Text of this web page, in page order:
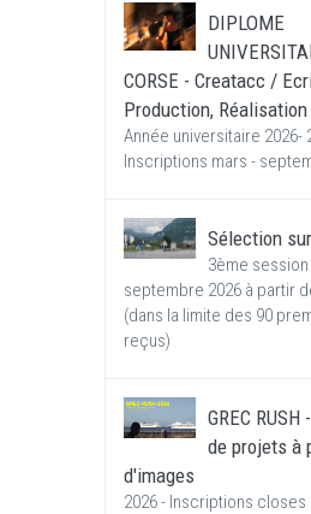
DIPLOME
CORSE - Creatacc /
Production, Réalisation
Année universitaire 2026-
Inscriptions mars -
Sélection
3ème session
septembre 2026 à partir
(dans la limite des 90
reçus)
GREC
de projets à
d'images
2026 - Inscriptions closes